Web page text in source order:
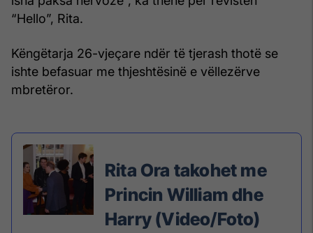
“Hello”, Rita.
Këngëtarja 26-vjeçare ndër të tjerash thotë se
ishte befasuar me thjeshtësinë e vëllezërve
mbretëror.
Rita Ora takohet me
Princin William dhe
Harry (Video/Foto)